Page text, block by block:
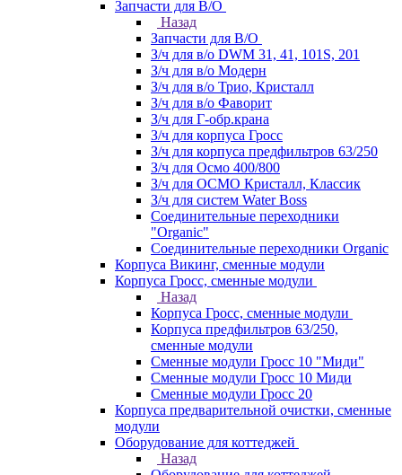
Запчасти для В/О
Назад
Запчасти для В/О
З/ч для в/о DWM 31, 41, 101S, 201
З/ч для в/о Модерн
З/ч для в/о Трио, Кристалл
З/ч для в/о Фаворит
З/ч для Г-обр.крана
З/ч для корпуса Гросс
З/ч для корпуса предфильтров 63/250
З/ч для Осмо 400/800
З/ч для ОСМО Кристалл, Классик
З/ч для систем Water Boss
Соединительные переходники
"Organic"
Соединительные переходники Organic
Корпуса Викинг, сменные модули
Корпуса Гросс, сменные модули
Назад
Корпуса Гросс, сменные модули
Корпуса предфильтров 63/250,
сменные модули
Сменные модули Гросс 10 "Миди"
Сменные модули Гросс 10 Миди
Сменные модули Гросс 20
Корпуса предварительной очистки, сменные
модули
Оборудование для коттеджей
Назад